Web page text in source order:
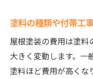
塗料の種類や付帯工
屋根塗装の費用は塗料
大きく変動します。一
塗料ほど費用が高くな